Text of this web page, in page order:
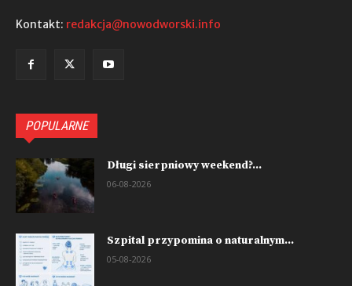
Kontakt: redakcja@nowodworski.info
POPULARNE
Długi sierpniowy weekend?...
06-08-2026
Szpital przypomina o naturalnym...
05-08-2026